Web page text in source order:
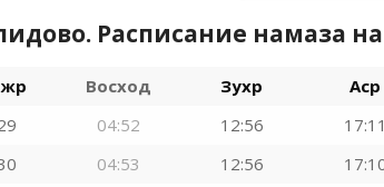
Расписание намаза на
Восход Зухр Аср
04:52 12:56 17:11
04:53 12:56